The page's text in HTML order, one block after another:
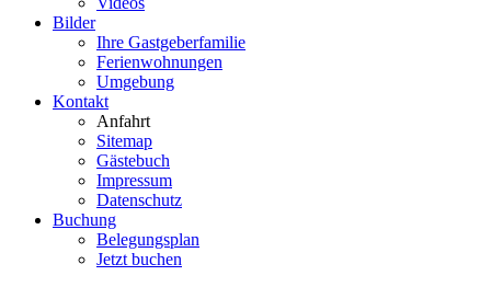
Bilder
Ihre Gastgeberfamilie
Ferienwohnungen
Umgebung
Kontakt
Anfahrt
Sitemap
Gästebuch
Impressum
Datenschutz
Buchung
Belegungsplan
Jetzt buchen